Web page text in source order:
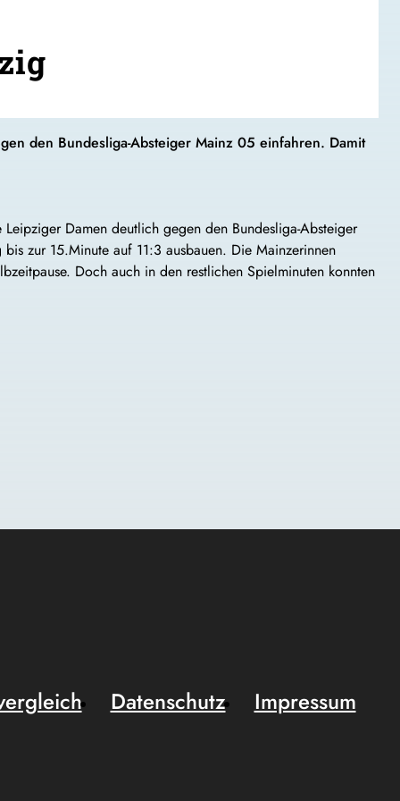
den Bundesliga-Absteiger Mainz 05 einfahren. Damit
Damen deutlich gegen den Bundesliga-Absteiger
zur 15.Minute auf 11:3 ausbauen. Die Mainzerinnen
Doch auch in den restlichen Spielminuten konnten
Datenschutz
Impressum